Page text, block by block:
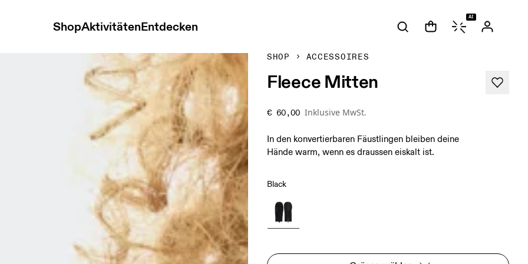
ShopAktivitätenEntdecken
AI
SHOP ACCESSOIRES
Fleece Mitten
€ 60,00 Inklusive MwSt.
In den konvertierbaren Fäustlingen bleiben deine
Hände warm, wenn es draussen eiskalt ist.
Black